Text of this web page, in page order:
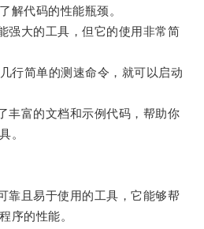
解代码的性能瓶颈。
大的工具，但它的使用非常简
简单的测速命令，就可以启动
富的文档和示例代码，帮助你
。
且易于使用的工具，它能够帮
序的性能。